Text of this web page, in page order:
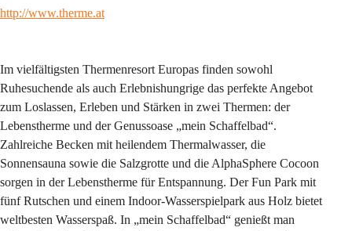
http://www.therme.at
Im vielfältigsten Thermenresort Europas finden sowohl
Ruhesuchende als auch Erlebnishungrige das perfekte Angebot
zum Loslassen, Erleben und Stärken in zwei Thermen: der
Lebenstherme und der Genussoase „mein Schaffelbad“.
Zahlreiche Becken mit heilendem Thermalwasser, die
Sonnensauna sowie die Salzgrotte und die AlphaSphere Cocoon
sorgen in der Lebenstherme für Entspannung. Der Fun Park mit
fünf Rutschen und einem Indoor-Wasserspielpark aus Holz bietet
weltbesten Wasserspaß. In „mein Schaffelbad“ genießt man